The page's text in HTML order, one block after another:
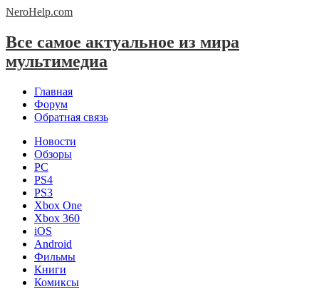
NeroHelp.com
Все самое актуальное из мира
мультимедиа
Главная
Форум
Обратная связь
Новости
Обзоры
PC
PS4
PS3
Xbox One
Xbox 360
iOS
Android
Фильмы
Книги
Комиксы